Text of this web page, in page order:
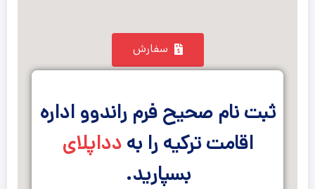
سفارش
ثبت نام صحیح فرم راندوو اداره
اقامت ترکیه را بهدداپلای
بسپارید.